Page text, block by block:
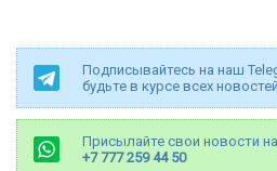
Подписывайтесь на наш
будьте в курсе всех новостей
Присылайте свои новости
+7 777 259 44 50